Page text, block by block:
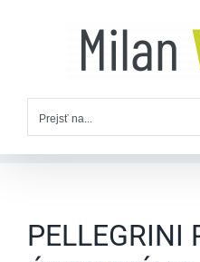
Prejsť na...
PELLEGRINI